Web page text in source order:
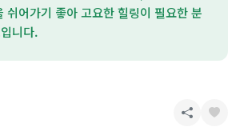
쉬어가기 좋아 고요한 힐링이 필요한 분
니다.